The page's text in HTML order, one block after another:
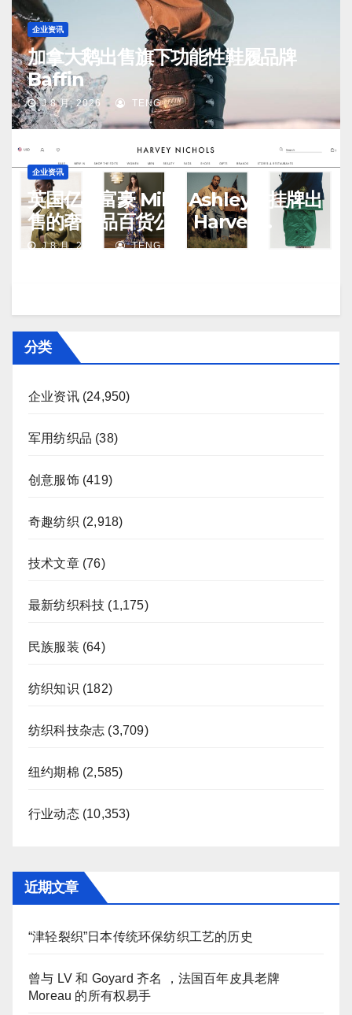
企业资讯
加拿大鹅出售旗下功能性鞋履品牌
Baffin
J 8 月, 2026 TENG
企业资讯
英国亿万富豪 Mike Ashley：挂牌出
售的奢侈品百货公司 Harvey
Nichols 正陷入“死亡螺旋”
J 8 月, 2026 TENG
分类
企业资讯(24,950)
军用纺织品 (38)
创意服饰(419)
奇趣纺织 (2,918)
技术文章(76)
最新纺织科技 (1,175)
民族服装 (64)
纺织知识 (182)
纺织科技杂志 (3,709)
纽约期棉 (2,585)
行业动态(10,353)
近期文章
“津轻裂织”日本传统环保纺织工艺的历史
曾与 LV 和 Goyard 齐名 ，法国百年皮具老牌
Moreau 的所有权易手